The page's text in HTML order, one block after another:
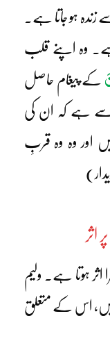
زندہ ہو جاتا ہے۔
وہ اپنے قلب
کے پیغام حاصل
سے ہے کہ ان کی
اور وہ وہ قربِ
اثر
ہوتا ہے۔ ولیم
ہیں، اس کے متعلق